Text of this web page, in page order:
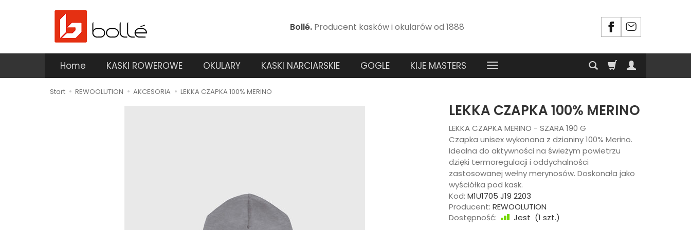
Bollé. Producent kasków i okularów od 1888
Home KASKI ROWEROWE OKULARY KASKI NARCIARSKIE GOGLE KIJE MASTERS
Start REWOOLUTION AKCESORIA LEKKA CZAPKA 100% MERINO
LEKKA CZAPKA 100% MERINO
LEKKA CZAPKA MERINO - SZARA 190 G
Czapka unisex wykonana z dzianiny 100% Merino.
Idealna do aktywności na świeżym powietrzu
dzięki termoregulacji i oddychalności
zastosowanej wełny merynosów. Doskonała jako
wyściółka pod kask.
Kod: M1U1705 J19 2203
Producent: REWOOLUTION
Dostępność:
Jest (1 szt.)